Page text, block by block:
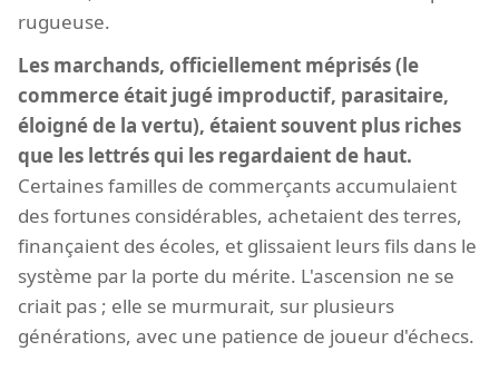
rugueuse.
Les marchands, officiellement méprisés (le
commerce était jugé improductif, parasitaire,
éloigné de la vertu), étaient souvent plus riches
que les lettrés qui les regardaient de haut.
Certaines familles de commerçants accumulaient
des fortunes considérables, achetaient des terres,
finançaient des écoles, et glissaient leurs fils dans le
système par la porte du mérite. L'ascension ne se
criait pas ; elle se murmurait, sur plusieurs
générations, avec une patience de joueur d'échecs.